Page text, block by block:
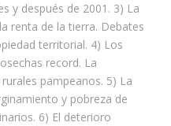
y después de 2001. 3) La
renta de la tierra. Debates
territorial. 4) Los
record. La
pampeanos. 5) La
y pobreza de
6) El deterioro